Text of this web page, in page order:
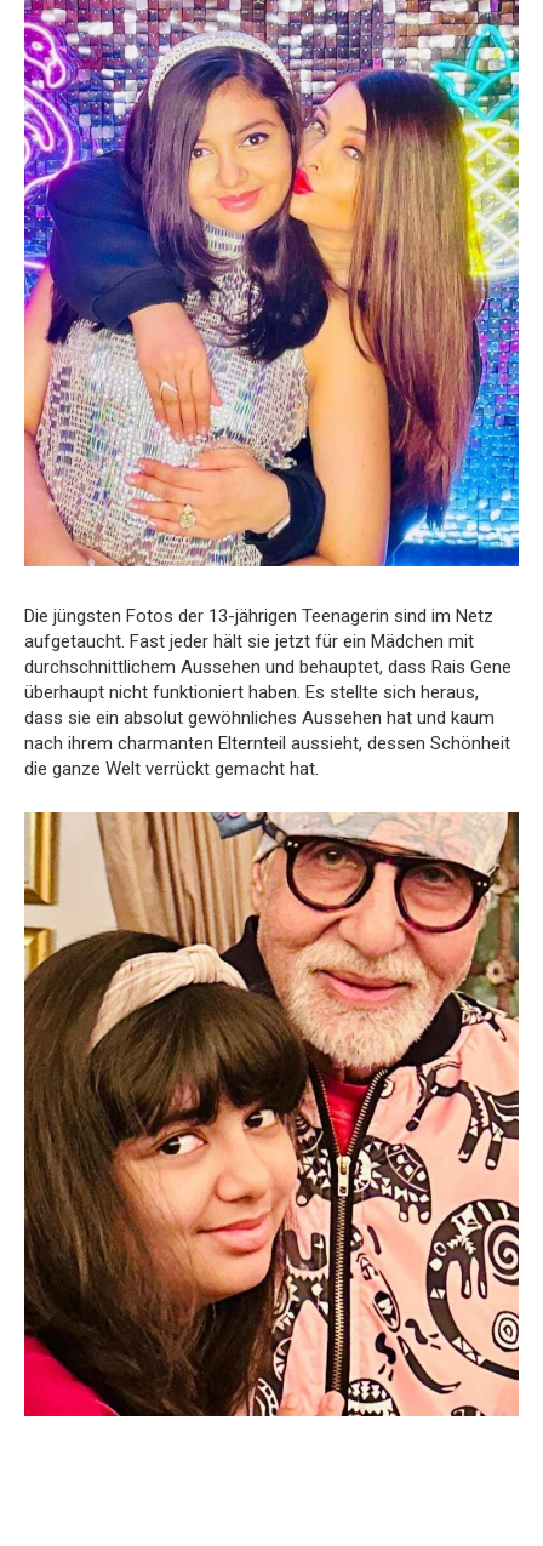
Die jüngsten Fotos der 13-jährigen Teenagerin sind im Netz
aufgetaucht. Fast jeder hält sie jetzt für ein Mädchen mit
durchschnittlichem Aussehen und behauptet, dass Rais Gene
überhaupt nicht funktioniert haben. Es stellte sich heraus,
dass sie ein absolut gewöhnliches Aussehen hat und kaum
nach ihrem charmanten Elternteil aussieht, dessen Schönheit
die ganze Welt verrückt gemacht hat.